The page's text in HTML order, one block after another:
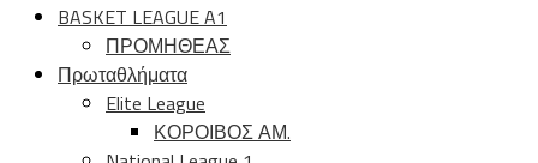
BASKET LEAGUE A1
ΠΡΟΜΗΘΕΑΣ
Πρωταθλήματα
Elite League
ΚΟΡΟΙΒΟΣ ΑΜ.